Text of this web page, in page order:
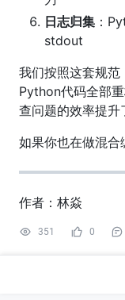
日志归集 ：
stdout
我们按照这套规范
Python代码全部
查问题的效率提升
如果你也在做混合
作者：林焱
351 0